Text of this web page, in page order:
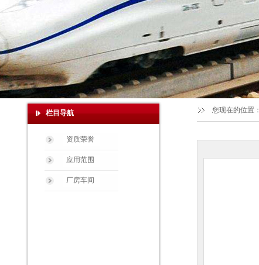
您现在的位置：
栏目导航
资质荣誉
应用范围
厂房车间